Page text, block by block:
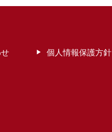
個人情報保護方針